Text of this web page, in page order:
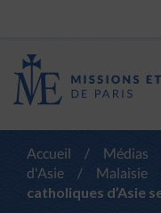
Accueil / Médias
d'Asie
/ Malaisie
catholiques d’Asie